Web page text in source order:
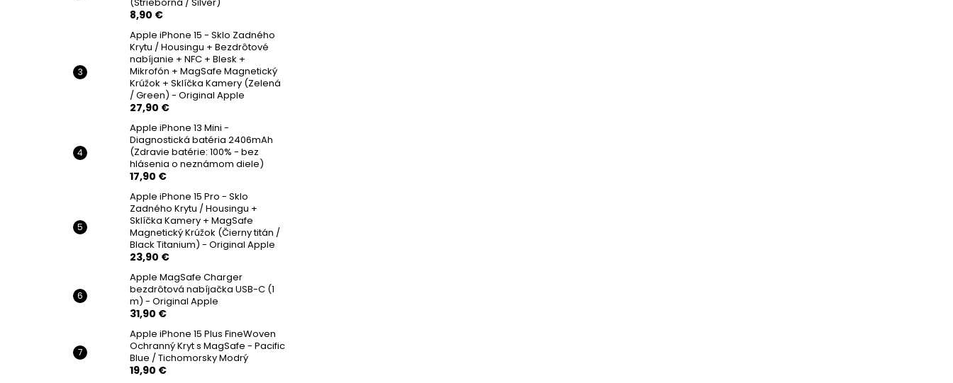
8,90 €
Apple iPhone 15 - Sklo Zadného
Krytu / Housingu + Bezdrôtové
nabíjanie + NFC + Blesk +
Mikrofón + MagSafe Magnetický
Krúžok + Sklíčka Kamery (Zelená
/ Green) - Original Apple
27,90 €
Apple iPhone 13 Mini -
Diagnostická batéria 2406mAh
(Zdravie batérie: 100% - bez
hlásenia o neznámom diele)
17,90 €
Apple iPhone 15 Pro - Sklo
Zadného Krytu / Housingu +
Sklíčka Kamery + MagSafe
Magnetický Krúžok (Čierny titán /
Black Titanium) - Original Apple
23,90 €
Apple MagSafe Charger
bezdrôtová nabíjačka USB-C (1
m) - Original Apple
31,90 €
Apple iPhone 15 Plus FineWoven
Ochranný Kryt s MagSafe - Pacific
Blue / Tichomorsky Modrý
19,90 €